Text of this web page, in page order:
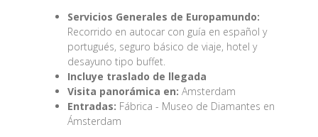
Servicios Generales de Europamundo:
Recorrido en autocar con guía en español y
portugués, seguro básico de viaje, hotel y
desayuno tipo buffet.
Incluye traslado de llegada
Visita panorámica en: Amsterdam
Entradas: Fábrica - Museo de Diamantes en
Ámsterdam